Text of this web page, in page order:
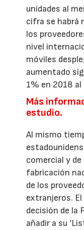
unidades al
cifra se habrá
los
nivel
móviles
aumentado
1% en 2018
Más
estudio.
Al mismo
comercial y
fabricación
de los
extranjeros.
decisión de la
añadir a su